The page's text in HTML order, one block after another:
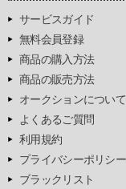
サービスガイド
無料会員登録
商品の購入方法
商品の販売方法
オークションについて
よくあるご質問
利用規約
プライバシーポリシー
ブラックリスト